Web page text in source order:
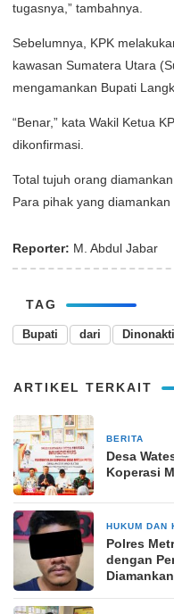
tugasnya,” tambahnya.
Sebelumnya, KPK
kawasan Sumatera Utara
mengamankan Bupati
“Benar,” kata Wakil Ketua
dikonfirmasi.
Total tujuh orang
Para pihak yang
Reporter: M. Abdul Jabar
TAG
Bupati dari
ARTIKEL TERKAIT
BERITA
Desa
Koperasi
HUKUM DAN
Polres
dengan
Diamankan